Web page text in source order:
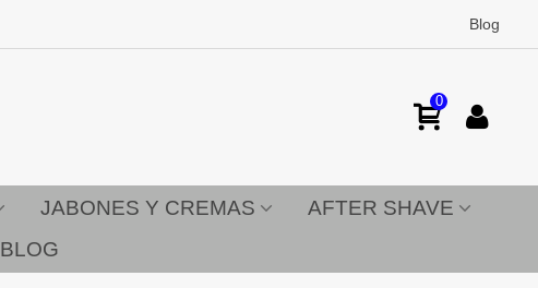
Blog
0
JABONES Y CREMAS
AFTER SHAVE
BLOG